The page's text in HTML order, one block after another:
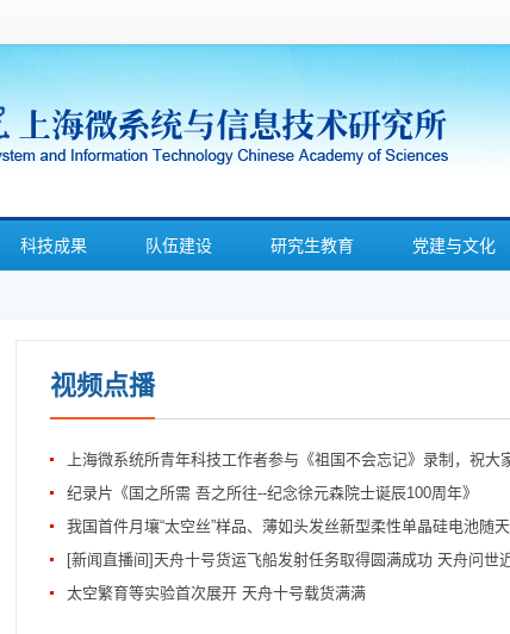
科技成果 队伍建设 研究生教育 党建与文化
视频点播
上海微系统所青年科技工作者参与《祖国不会忘记》录制，祝大
纪录片《国之所需 吾之所往--纪念徐元森院士诞辰100周年》
我国首件月壤“太空丝”样品、薄如头发丝新型柔性单晶硅电池随
[新闻直播间]天舟十号货运飞船发射任务取得圆满成功 天舟问世
太空繁育等实验首次展开 天舟十号载货满满